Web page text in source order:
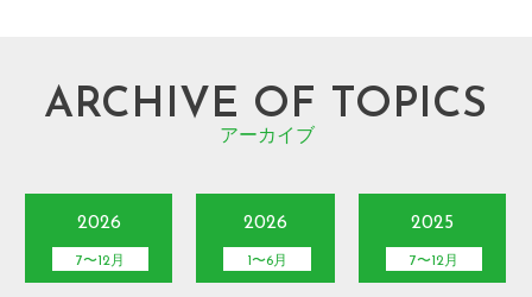
ARCHIVE OF TOPICS
アーカイブ
2026
7〜12月
2026
1〜6月
2025
7〜12月